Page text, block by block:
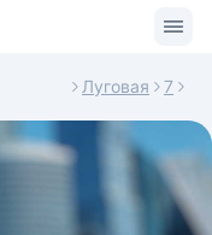
Луговая 7